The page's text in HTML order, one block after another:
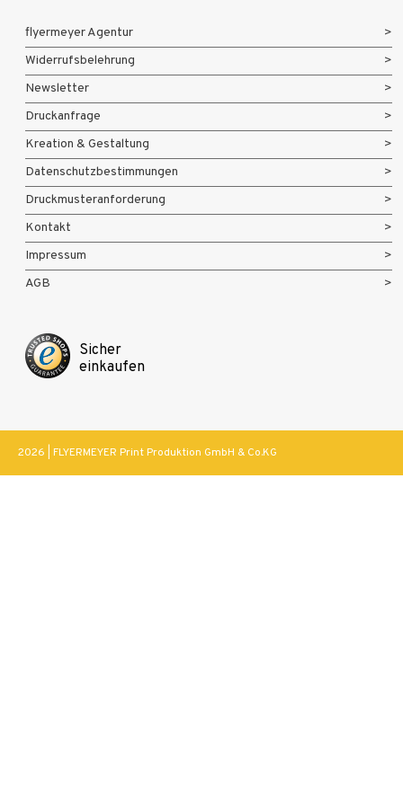
flyermeyer Agentur
Widerrufsbelehrung
Newsletter
Druckanfrage
Kreation & Gestaltung
Datenschutzbestimmungen
Druckmusteranforderung
Kontakt
Impressum
AGB
Sicher
einkaufen
2026 | FLYERMEYER Print Produktion GmbH & Co.KG